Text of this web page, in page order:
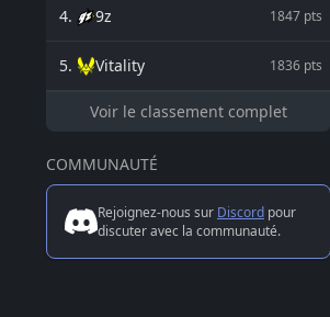
4. 9z 1847 pts
5. Vitality 1836 pts
Voir le classement complet
COMMUNAUTÉ
Rejoignez-nous sur Discord pour
discuter avec la communauté.